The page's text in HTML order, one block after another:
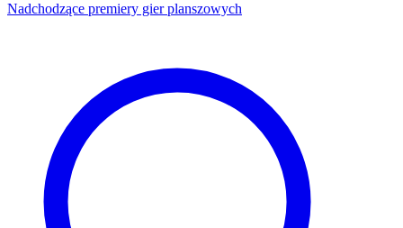
Nadchodzące premiery gier planszowych